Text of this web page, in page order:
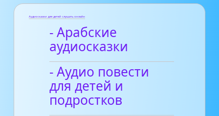
Аудиосказки для детей слушать онлайн
- Арабские
аудиосказки
- Аудио повести
для детей и
подростков